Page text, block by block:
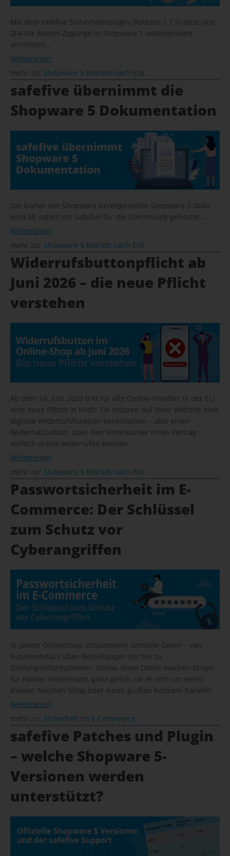
Mit dem safefive Sicherheitsplugin (Release 1.7.0) lässt sich
2FA für Admin-Zugänge in Shopware 5 unkompliziert
einrichten…
Weiterlesen
mehr zu: Shopware 5 Betrieb nach EOL
safefive übernimmt die
Shopware 5 Dokumentation
Die bisher von Shopware bereitgestellte Shopware 5 Doku
wird ab sofort von safefive für die Community gehostet…
Weiterlesen
mehr zu: Shopware 5 Betrieb nach EOL
Widerrufsbuttonpflicht ab
Juni 2026 – die neue Pflicht
verstehen
Ab dem 16. Juni 2026 tritt für alle Online-Händler in der EU
eine neue Pflicht in Kraft: Sie müssen auf ihrer Website eine
digitale Widerrufsfunktion bereitstellen – also einen
Widerrufsbutton, über den Verbraucher ihren Vertrag
einfach online widerrufen können.
Weiterlesen
mehr zu: Shopware 5 Betrieb nach EOL
Passwortsicherheit im E-
Commerce: Der Schlüssel
zum Schutz vor
Cyberangriffen
In jedem Onlineshop schlummern sensible Daten – von
Kundendetails über Bestellungen bis hin zu
Zahlungsinformationen. Genau diese Daten machen Shops
für Hacker interessant, ganz gleich, ob es sich um einen
kleinen Nischen-Shop oder einen großen Konzern handelt.
Weiterlesen
mehr zu: Sicherheit im E-Commerce
safefive Patches und Plugin
– welche Shopware 5-
Versionen werden
unterstützt?